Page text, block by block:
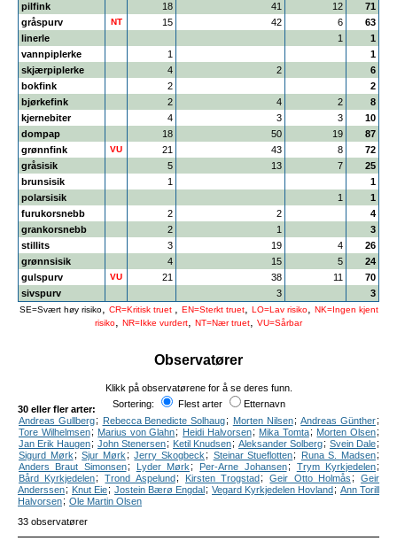
pilfink
18 41 12
71
gråspurv
NT 15 42 6
63
linerle
1
1
vannpiplerke
1
1
skjærpiplerke
4 2
6
bokfink
2
2
bjørkefink
2 4 2
8
kjernebiter
4 3 3
10
dompap
18 50 19
87
grønnfink
VU 21 43 8
72
gråsisik
5 13 7
25
brunsisik
1
1
polarsisik
1
1
furukorsnebb
2 2
4
grankorsnebb
2 1
3
stillits
3 19 4
26
grønnsisik
4 15 5
24
gulspurv
VU 21 38 11
70
sivspurv
3 3
SE=Svært høy risiko, CR=Kritisk truet , EN=Sterkt truet, LO=Lav risiko, NK=Ingen kjent
risiko, NR=Ikke vurdert, NT=Nær truet, VU=Sårbar
Observatører
Klikk på observatørene for å se deres funn.
Sortering:
Flest arter Etternavn
30 eller fler arter:
Andreas Gullberg; Rebecca Benedicte Solhaug; Morten Nilsen ; Andreas Günther;
Tore Wilhelmsen; Marius von Glahn; Heidi Halvorsen; Mika Tomta; Morten Olsen;
Jan Erik Haugen; John Stenersen; Ketil Knudsen; Aleksander Solberg; Svein Dale;
Sigurd Mørk ; Sjur Mørk ; Jerry Skogbeck ; Steinar Stueflotten; Runa S. Madsen;
Anders Braut Simonsen ; Lyder Mørk ; Per-Arne Johansen ; Trym Kyrkjedelen;
Bård Kyrkjedelen; Trond Aspelund; Kirsten Trogstad; Geir Otto Holmås ; Geir
Anderssen; Knut Eie; Jostein Bærø Engdal; Vegard Kyrkjedelen Hovland; Ann Torill
Halvorsen; Ole Martin Olsen
33 observatører